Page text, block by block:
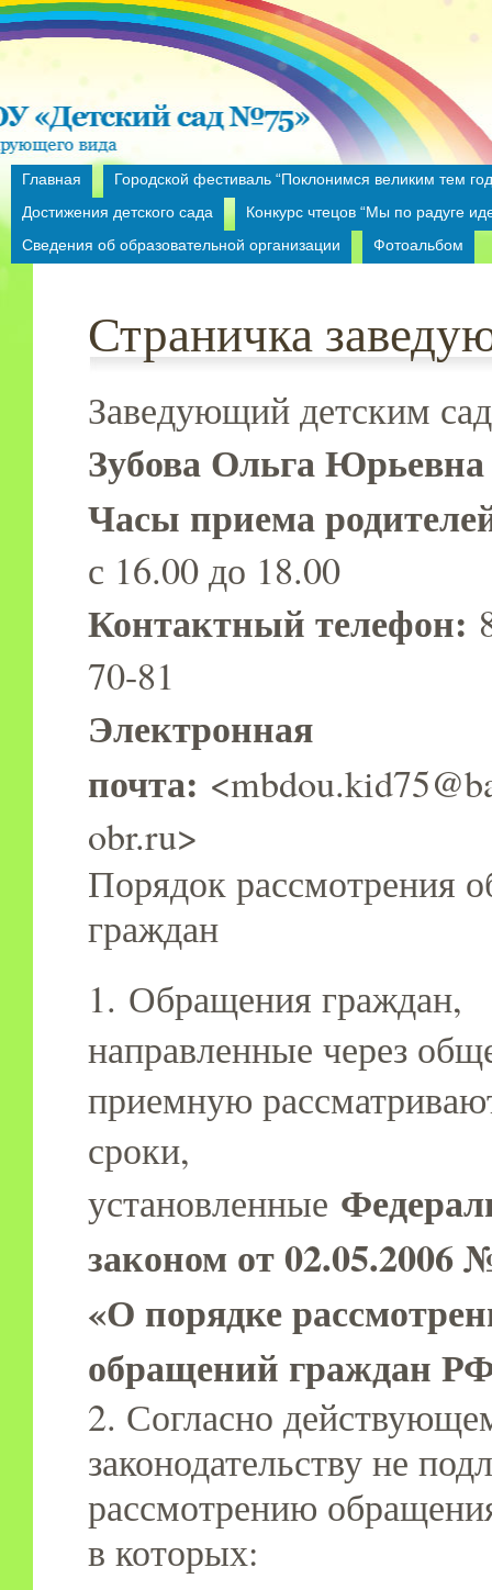
Главная
Городской фестиваль “Поклонимся великим тем
Достижения детского сада
Конкурс чтецов “Мы по радуге
Сведения об образовательной организации
Фотоальбом
Страничка
Заведующий детским
Зубова Ольга Юрьевна
Часы приема
с 16.00 до 18.00
Контактный телефон:
70-81
Электронная
почта:
obr.ru>
Порядок рассмотрения
граждан
1. Обращения граждан,
направленные через
приемную
сроки,
установленные
законом от 02.05.2006
«О порядке
обращений граждан
2. Согласно
законодательству не
рассмотрению
в которых: